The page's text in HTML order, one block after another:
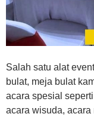
Salah satu alat
bulat, meja bulat
acara spesial
acara wisuda,